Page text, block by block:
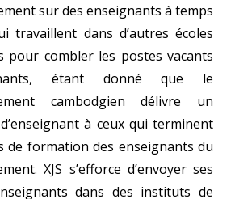
sur des enseignants à temps
travaillent dans d’autres écoles
pour combler les postes vacants
étant donné que le
cambodgien délivre un
à ceux qui terminent
de formation des enseignants du
XJS s’efforce d’envoyer ses
dans des instituts de